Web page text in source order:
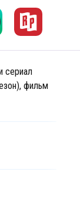
сериал
фильм